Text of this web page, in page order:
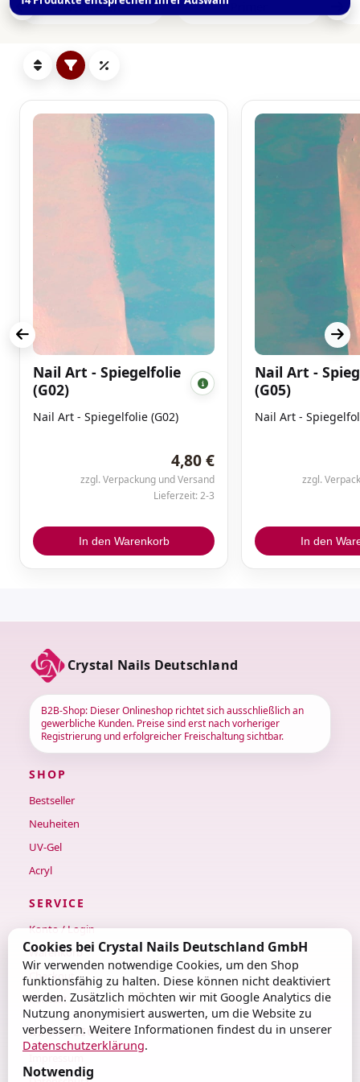
Neuheiten
Nail Art - Spiegelfolie
(G02)
Nail Art - Spiegelfolie (G02)
4,80 €
zzgl. Verpackung und Versand
Lieferzeit: 2-3
In den Warenkorb
Nail Art -
(G05)
Nail Art -
zzgl.
In den
Crystal Nails Deutschland
B2B-Shop: Dieser Onlineshop richtet sich ausschließlich an
gewerbliche Kunden. Preise sind erst nach vorheriger
Registrierung und erfolgreicher Freischaltung sichtbar.
SHOP
Bestseller
Neuheiten
UV-Gel
Acryl
SERVICE
Konto / Login
Warenkorb
Checkout
Kontakt
RECHTLICHES
Cookies bei Crystal Nails Deutschland GmbH
Wir verwenden notwendige Cookies, um den Shop
funktionsfähig zu halten. Diese können nicht deaktiviert
werden. Zusätzlich möchten wir mit Google Analytics die
Nutzung anonymisiert auswerten, um die Website zu
verbessern. Weitere Informationen findest du in unserer
Datenschutzerklärung.
Notwendig